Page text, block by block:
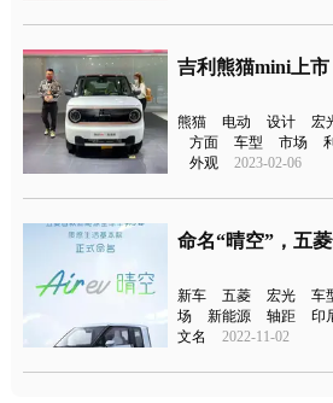
吉利熊猫mini上市
熊猫 电动 设计 宏
方面
车型 市场
外观
2023-02-06
命名“晴空”，五
新车 五菱 宏光 车
场
新能源 轴距 印
文名
2022-11-02